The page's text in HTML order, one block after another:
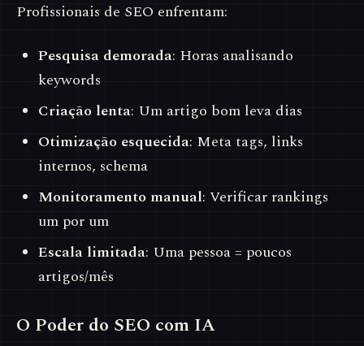
Profissionais de SEO enfrentam:
Pesquisa demorada: Horas analisando
keywords
Criação lenta: Um artigo bom leva dias
Otimização esquecida: Meta tags, links
internos, schema
Monitoramento manual: Verificar rankings
um por um
Escala limitada: Uma pessoa = poucos
artigos/mês
O Poder do SEO com IA